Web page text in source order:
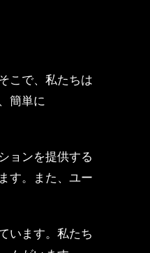
こで、私たちは
簡単に
ョンを提供する
す。また、ユー
います。私たち